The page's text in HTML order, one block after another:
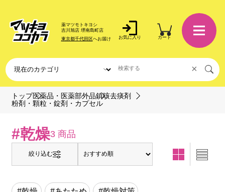
薬マツモトキヨシ
吉川旭店 堺南島町店
東京都千代田区へお届け お気に入り カート
×
トップ医薬品・医薬部外品鎮咳去痰剤
粉剤・顆粒・錠剤・カプセル
#乾燥3 商品
絞り込む